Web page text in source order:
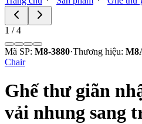
1 /4
Mã SP: M8-3880·Thương hiệu:
Chair
Ghế thư giãn
vải nhung sang